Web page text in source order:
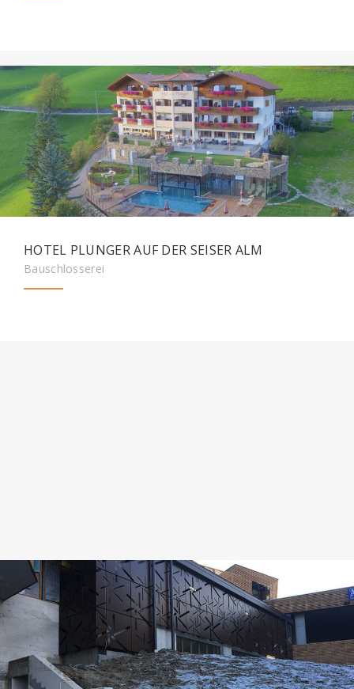
HOTEL PLUNGER AUF DER SEISER ALM
Bauschlosserei